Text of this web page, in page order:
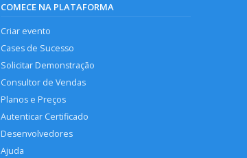
COMECE NA PLATAFORMA
Criar evento
Cases de Sucesso
Solicitar Demonstração
Consultor de Vendas
Planos e Preços
Autenticar Certificado
Desenvolvedores
Ajuda